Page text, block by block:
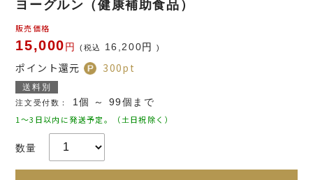
ヨーグルン（健康補助食品）
販売価格
15,000円 (税込 16,200円 )
ポイント還元 300pt
送料別
注文受付数：
1個 ～ 99個まで
1～3日以内に発送予定。（土日祝除く）
数量